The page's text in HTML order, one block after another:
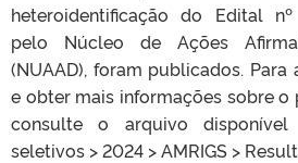
heteroidentificação do Edital
pelo Núcleo de Ações
(NUAAD), foram publicados.
e obter mais informações sobre o
consulte o arquivo disponível
seletivos > 2024 > AMRIGS >